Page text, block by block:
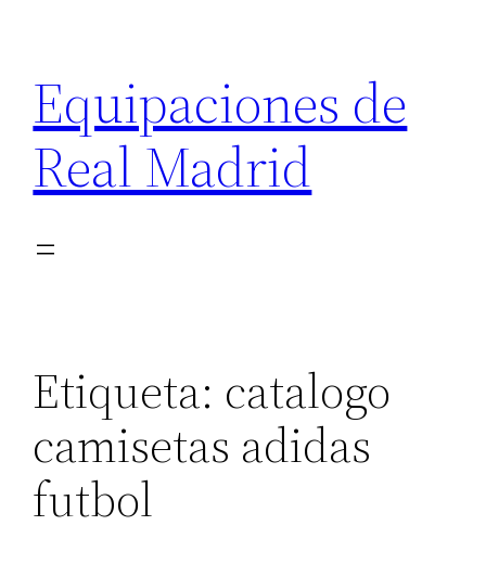
contenido
Equipaciones de
Real Madrid
Etiqueta: catalogo
camisetas adidas
futbol